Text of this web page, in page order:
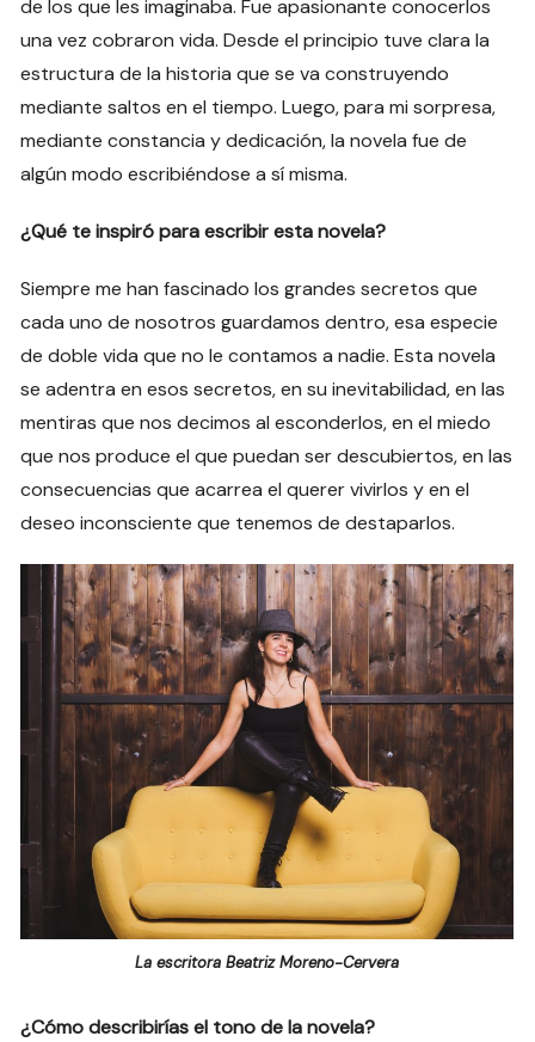
de los que les imaginaba. Fue apasionante conocerlos
una vez cobraron vida. Desde el principio tuve clara la
estructura de la historia que se va construyendo
mediante saltos en el tiempo. Luego, para mi sorpresa,
mediante constancia y dedicación, la novela fue de
algún modo escribiéndose a sí misma.
¿Qué te inspiró para escribir esta novela?
Siempre me han fascinado los grandes secretos que
cada uno de nosotros guardamos dentro, esa especie
de doble vida que no le contamos a nadie. Esta novela
se adentra en esos secretos, en su inevitabilidad, en las
mentiras que nos decimos al esconderlos, en el miedo
que nos produce el que puedan ser descubiertos, en las
consecuencias que acarrea el querer vivirlos y en el
deseo inconsciente que tenemos de destaparlos.
La escritora Beatriz Moreno-Cervera
¿Cómo describirías el tono de la novela?